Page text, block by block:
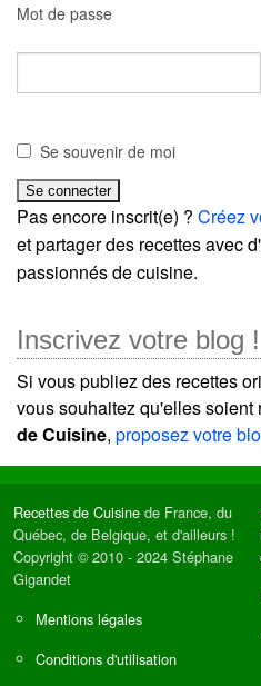
Mot de passe
Se souvenir de moi
Pas encore inscrit(e) ? Créez
et partager des recettes avec
passionnés de cuisine.
Inscrivez votre blog !
Si vous publiez des recettes
vous souhaitez qu'elles soient
de Cuisine, proposez votre
Recettes de Cuisine de France, du
Québec, de Belgique, et d'ailleurs !
Copyright © 2010 - 2024 Stéphane
Gigandet
Mentions légales
Conditions d'utilisation